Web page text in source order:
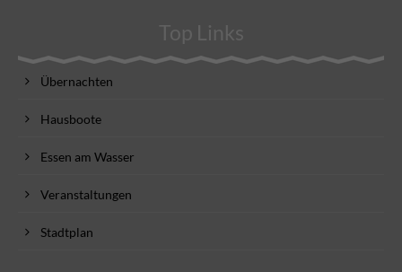
Top Links
Übernachten
Hausboote
Essen am Wasser
Veranstaltungen
Stadtplan